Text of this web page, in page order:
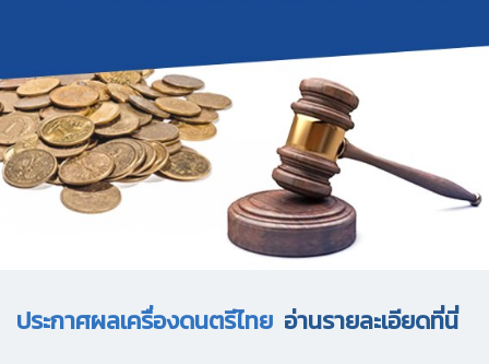
ประกาศผลเครื่องดนตรีไทย อ่านรายละเอียดที่นี่